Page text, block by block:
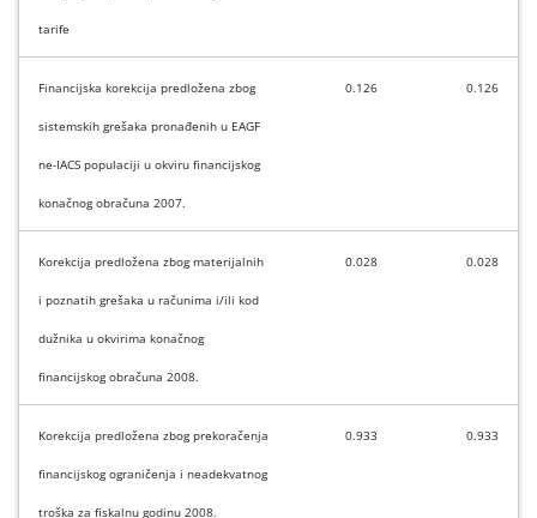
tarife
Financijska korekcija predložena zbog
sistemskih grešaka pronađenih u EAGF
ne-IACS populaciji u okviru financijskog
konačnog obračuna 2007.
0.126 0.126
Korekcija predložena zbogmaterijalnih
i poznatih grešaka u računima i/ili kod
dužnika u okvirima konačnog
financijskog obračuna 2008.
0.028 0.028
Korekcija predložena zbog prekoračenja
financijskog ograničenja i neadekvatnog
troška za fiskalnu godinu 2008.
0.933 0.933